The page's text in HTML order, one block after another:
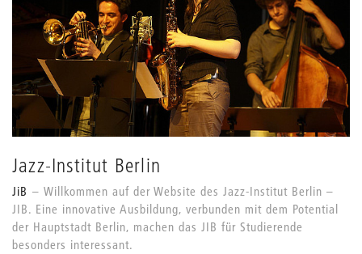
Jazz-Institut Berlin
JiB
Willkommen auf der Website des Jazz-Institut Berlin –
JIB. Eine innovative Ausbildung, verbunden mit dem Potential
der Hauptstadt Berlin, machen das JIB für Studierende
besonders interessant.